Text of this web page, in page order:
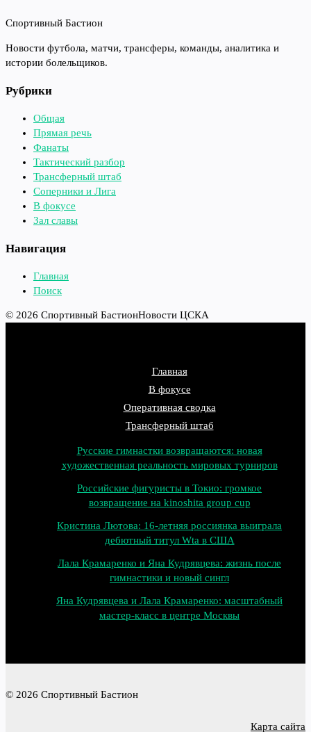
Спортивный Бастион
Новости футбола, матчи, трансферы, команды, аналитика и
истории болельщиков.
Рубрики
Общая
Прямая речь
Фанаты
Тактический разбор
Трансферный штаб
Соперники и Лига
В фокусе
Зал славы
Навигация
Главная
Поиск
© 2026 Спортивный БастионНовости ЦСКА
Главная
В фокусе
Оперативная сводка
Трансферный штаб
Русские гимнастки возвращаются: новая
художественная реальность мировых турниров
Российские фигуристы в Токио: громкое
возвращение на kinoshita group cup
Кристина Лютова: 16‑летняя россиянка выиграла
дебютный титул Wta в США
Лала Крамаренко и Яна Кудрявцева: жизнь после
гимнастики и новый сингл
Яна Кудрявцева и Лала Крамаренко: масштабный
мастер‑класс в центре Москвы
© 2026 Спортивный Бастион
Карта сайта